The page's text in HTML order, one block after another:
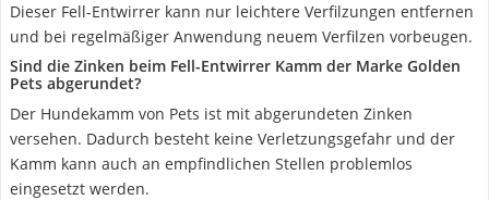
Dieser Fell-Entwirrer kann nur leichtere Verfilzungen entfernen
und bei regelmäßiger Anwendung neuem Verfilzen vorbeugen.
Sind die Zinken beim Fell-Entwirrer Kamm der Marke Golden
Pets abgerundet?
Der Hundekamm von Pets ist mit abgerundeten Zinken
versehen. Dadurch besteht keine Verletzungsgefahr und der
Kamm kann auch an empfindlichen Stellen problemlos
eingesetzt werden.